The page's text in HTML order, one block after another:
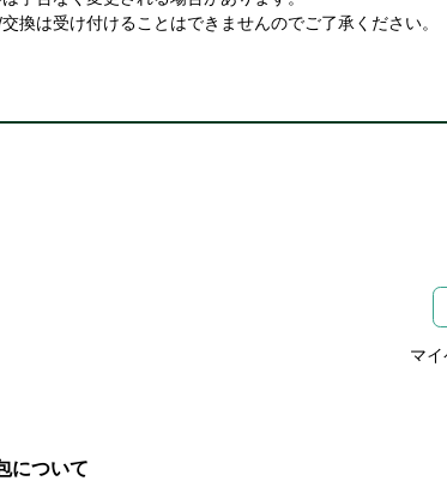
換は受け付けることはできませんのでご了承ください。
マ
について